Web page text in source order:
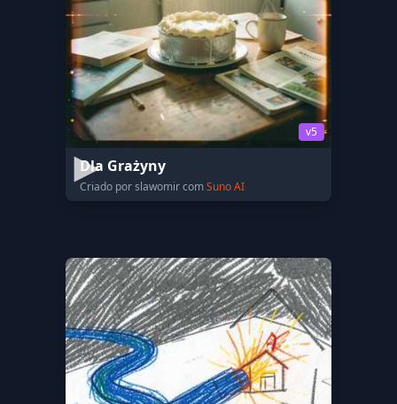
v5
Dla Grażyny
Criado por slawomir comSuno AI